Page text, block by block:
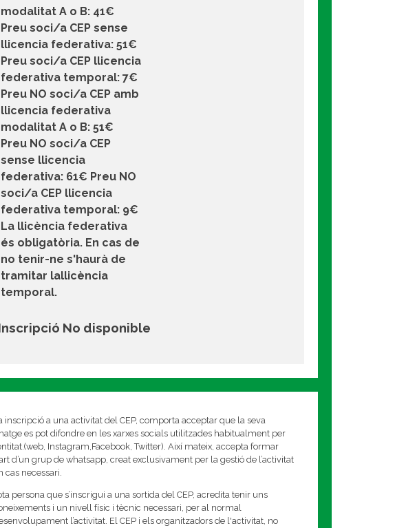
modalitat A o B: 41€
Preu soci/a CEP sense
llicencia federativa: 51€
Preu soci/a CEP llicencia
federativa temporal: 7€
Preu NO soci/a CEP amb
llicencia federativa
modalitat A o B: 51€
Preu NO soci/a CEP
sense llicencia
federativa: 61€ Preu NO
soci/a CEP llicencia
federativa temporal: 9€
La llicència federativa
és obligatòria. En cas de
no tenir-ne s'haurà de
tramitar lallicència
temporal.
No disponible
inscripció a una activitat del CEP, comporta acceptar que la seva
es pot difondre en les xarxes socials utilitzades habitualment per
Instagram,Facebook, Twitter). Així mateix, accepta formar
d’un grup de whatsapp, creat exclusivament per la gestió de l’activitat
cas necessari.
persona que s’inscrigui a una sortida del CEP, acredita tenir uns
i un nivell físic i tècnic necessari, per al normal
l’activitat. El CEP i els organitzadors de l'activitat, no